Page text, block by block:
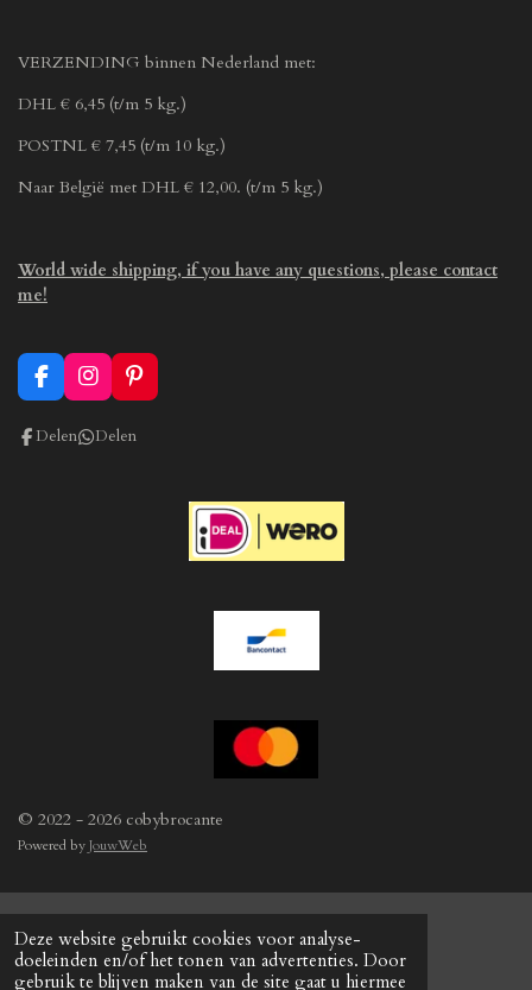
Deze website gebruikt cookies voor analyse-
doeleinden en/of het tonen van advertenties. Door
gebruik te blijven maken van de site gaat u hiermee
VERZENDING binnen Nederland met:
DHL € 6,45 (t/m 5 kg.)
POSTNL € 7,45 (t/m 10 kg.)
Naar België met DHL € 12,00. (t/m 5 kg.)
World wide shipping, if you have any questions, please contact
me!
F
a
c
I
n
s
t
P
i
n
Delen Delen
© 2022 - 2026 cobybrocante
Powered byJouwWeb